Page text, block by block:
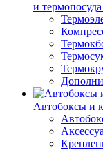
и термопосуда
Автобоксы и